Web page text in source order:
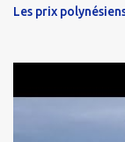
Les prix